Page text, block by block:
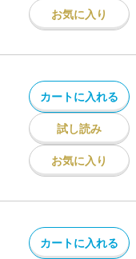
お気に入り
カートに入れる
試し読み
お気に入り
カートに入れる